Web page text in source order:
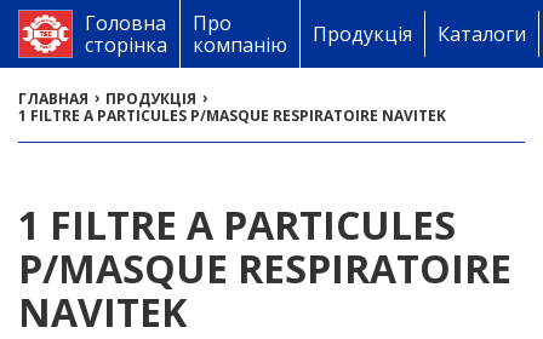
Головна
сторінка
Про
компанію
Продукція Каталоги
ГЛАВНАЯ › ПРОДУКЦІЯ ›
1 FILTRE A PARTICULES P/MASQUE RESPIRATOIRE NAVITEK
1 FILTRE A PARTICULES
P/MASQUE RESPIRATOIRE
NAVITEK